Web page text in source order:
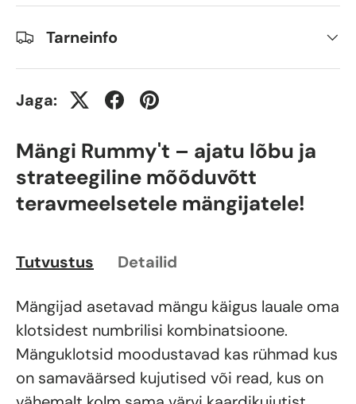
Tarneinfo
Jaga:
Mängi Rummy't – ajatu lõbu ja
strateegiline mõõduvõtt
teravmeelsetele mängijatele!
Tutvustus Detailid
Mängijad asetavad mängu käigus lauale oma
klotsidest numbrilisi kombinatsioone.
Mänguklotsid moodustavad kas rühmad kus
on samaväärsed kujutised või read, kus on